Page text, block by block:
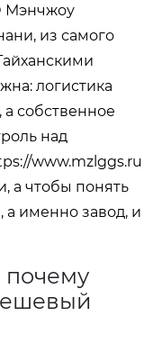
Мэнчжоу
из самого
логистика
собственное
над
www.mzlggs.ru
а чтобы понять
а именно завод, и
почему